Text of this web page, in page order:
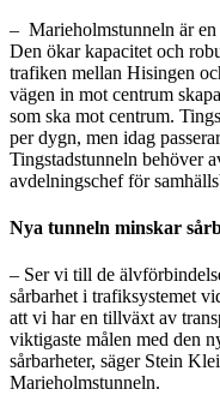
– Marieholmstunneln är
Den ökar kapacitet och
trafiken mellan Hisingen
vägen in mot centrum
som ska mot centrum.
per dygn, men idag
Tingstadstunneln behöver
avdelningschef för
Nya tunneln minskar
– Ser vi till de
sårbarhet i trafiksystemet
att vi har en tillväxt av
viktigaste målen med den
sårbarheter, säger Stein
Marieholmstunneln.